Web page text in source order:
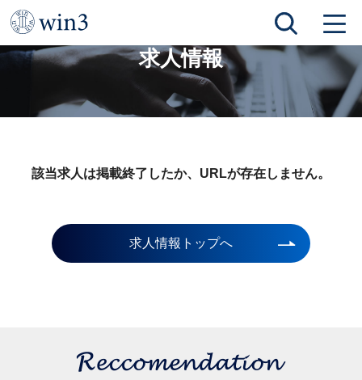
TOP
求人情報
該当求人は掲載終了したか、URLが存在しません。
求人情報トップへ